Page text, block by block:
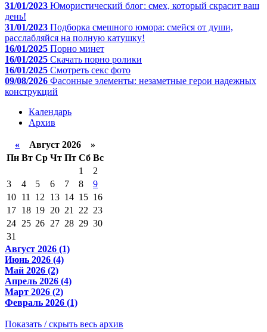
31/01/2023 Юмористический блог: смех, который скрасит ваш
день!
31/01/2023 Подборка смешного юмора: смейся от души,
расслабляйся на полную катушку!
16/01/2025 Порно минет
16/01/2025 Скачать порно ролики
16/01/2025 Смотреть секс фото
09/08/2026 Фасонные элементы: незаметные герои надежных
конструкций
Календарь
Архив
« Август 2026 »
Пн Вт Ср Чт Пт Сб Вс
1
2
3
4 5 6 7 8
9
10 11 12 13 14 15 16
17 18 19 20 21 22 23
24 25 26 27 28 29 30
31
Август 2026 (1)
Июнь 2026 (4)
Май 2026 (2)
Апрель 2026 (4)
Март 2026 (2)
Февраль 2026 (1)
Показать / скрыть весь архив